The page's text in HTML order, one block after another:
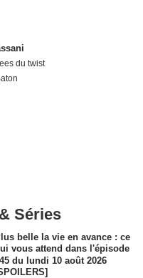
du twist
Séries
belle la vie en avance : ce
vous attend dans l'épisode
du lundi 10 août 2026